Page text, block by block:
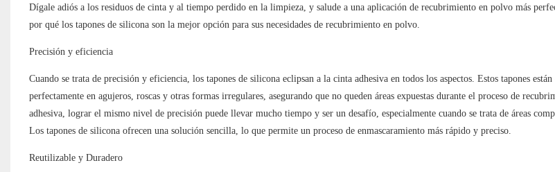
Dígale adiós a los residuos de cinta y al tiempo perdido en la limpieza, y salude a una aplicación de recubrimiento en polvo más
por qué los tapones de silicona son la mejor opción para sus necesidades de recubrimiento en polvo.
Precisión y eficiencia
Cuando se trata de precisión y eficiencia, los tapones de silicona eclipsan a la cinta adhesiva en todos los aspectos. Estos tapones están
perfectamente en agujeros, roscas y otras formas irregulares, asegurando que no queden áreas expuestas durante el proceso de
adhesiva, lograr el mismo nivel de precisión puede llevar mucho tiempo y ser un desafío, especialmente cuando se trata de áreas
Los tapones de silicona ofrecen una solución sencilla, lo que permite un proceso de enmascaramiento más rápido y preciso.
Reutilizable y Duradero